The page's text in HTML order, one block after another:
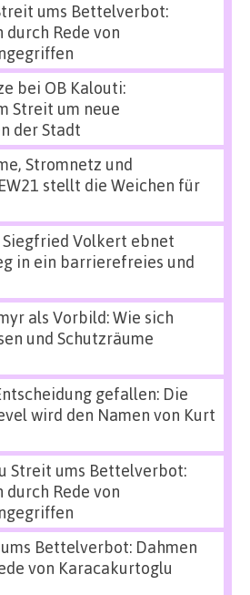
ums Bettelverbot:
Rede von
bei OB Kalouti:
Streit um neue
der Stadt
Stromnetz und
stellt die Weichen für
Siegfried Volkert ebnet
in ein barrierefreies und
als Vorbild: Wie sich
und Schutzräume
gefallen: Die
wird den Namen von Kurt
Streit ums Bettelverbot:
Rede von
Bettelverbot: Dahmen
von Karacakurtoglu